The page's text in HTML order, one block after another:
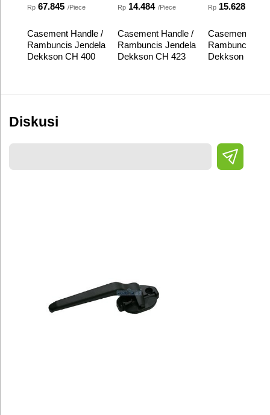
Rp 67.845 /Piece
Casement Handle /
Rambuncis Jendela
Dekkson CH 400
Rp 14.484 /Piece
Casement Handle /
Rambuncis Jendela
Dekkson CH 423
Rp 15.628
Casement
Rambuncis
Dekkson CH
Diskusi